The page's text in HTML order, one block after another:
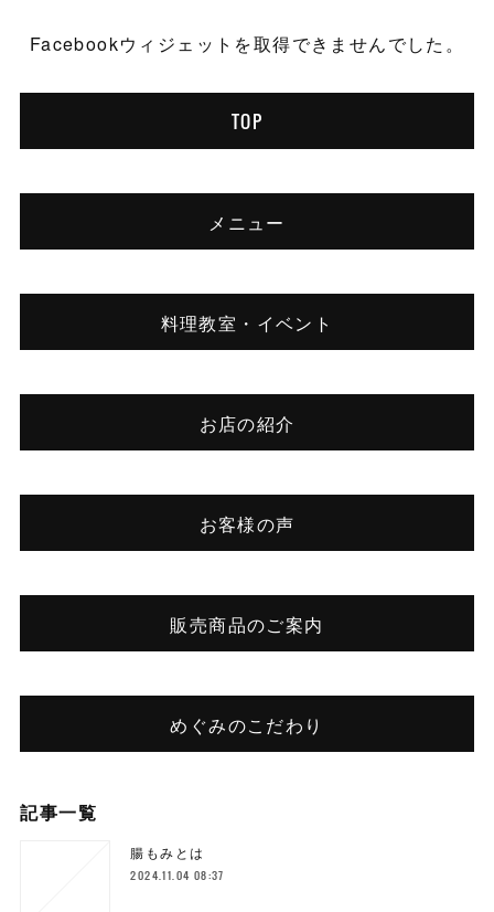
Facebookウィジェットを取得できませんでした。
TOP
メニュー
料理教室・イベント
お店の紹介
お客様の声
販売商品のご案内
めぐみのこだわり
記事一覧
腸もみとは
2024.11.04 08:37